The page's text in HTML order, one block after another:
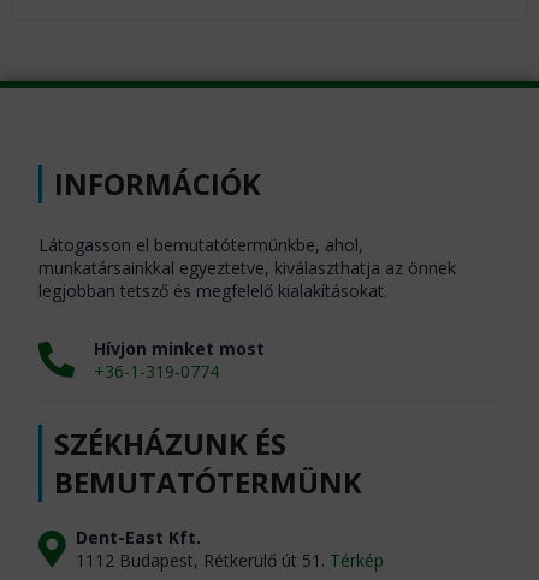
INFORMÁCIÓK
Látogasson el bemutatótermünkbe, ahol,
munkatársainkkal egyeztetve, kiválaszthatja az önnek
legjobban tetsző és megfelelő kialakításokat.
Hívjon minket most
+36-1-319-0774
SZÉKHÁZUNK ÉS
BEMUTATÓTERMÜNK
Dent-East Kft.
1112 Budapest, Rétkerülő út 51. Térkép